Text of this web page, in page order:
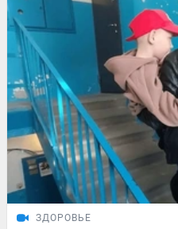
ЗДОРОВЬЕ